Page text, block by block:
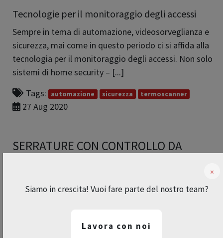
Tecnologie per il monitoraggio degli accessi
Sempre in tema di automazione, videosorveglianza e
sicurezza, mai come in questo periodo ci si affida alla
tecnologia per il monitoraggio degli accessi. Non solo
sistemi di home security – [...]
Tags:
automazione sicurezza termoscanner
27 Aug 2020
SERRATURE CON CONTROLLO DA
alla domotica per la gestione e il controllo degli accessi .
×
Siamo in crescita! Vuoi fare parte del nostro team?
Lavora con noi